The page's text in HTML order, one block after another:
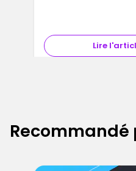
Lire
Recommandé